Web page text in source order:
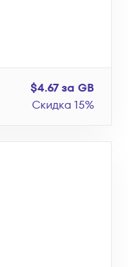
$4.67 за GB
Скидка 15%